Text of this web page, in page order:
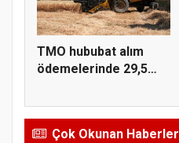
TMO hububat alım
ödemelerinde 29,5
Çok Okunan Haberler